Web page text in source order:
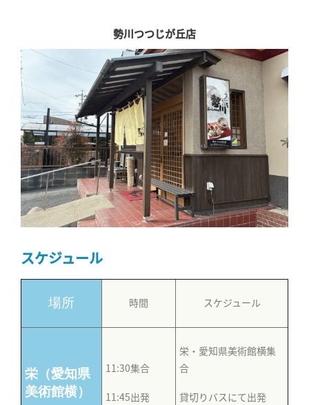
勢川つつじが丘店
スケジュール
場所 時間 スケジュール
栄（愛知県
美術館横）
11:30集合
11:45出発
栄・愛知県美術館横集
合
貸切りバスにて出発